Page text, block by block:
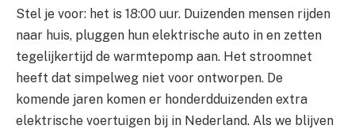
Stel je voor: het is 18:00 uur. Duizenden mensen rijden
naar huis, pluggen hun elektrische auto in en zetten
tegelijkertijd de warmtepomp aan. Het stroomnet
heeft dat simpelweg niet voor ontworpen. De
komende jaren komen er honderdduizenden extra
elektrische voertuigen bij in Nederland. Als we blijven